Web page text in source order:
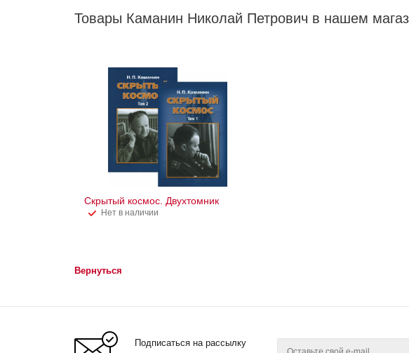
Товары Каманин Николай Петрович в нашем
Скрытый космос. Двухтомник
Нет в наличии
Вернуться
Подписаться на рассылку